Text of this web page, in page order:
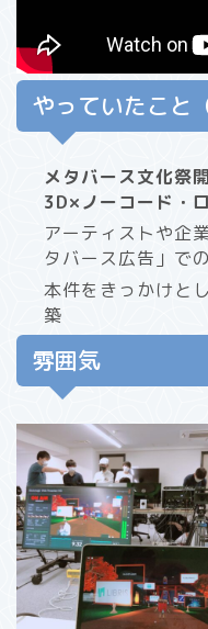
やっていたこと
メタバース文化祭
3D×ノーコード・
アーティストや企
タバース広告」で
本件をきっかけと
築
雰囲気